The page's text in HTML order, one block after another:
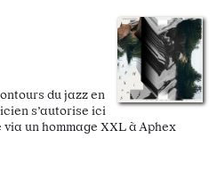
du jazz en
s’autorise ici
un hommage XXL à Aphex